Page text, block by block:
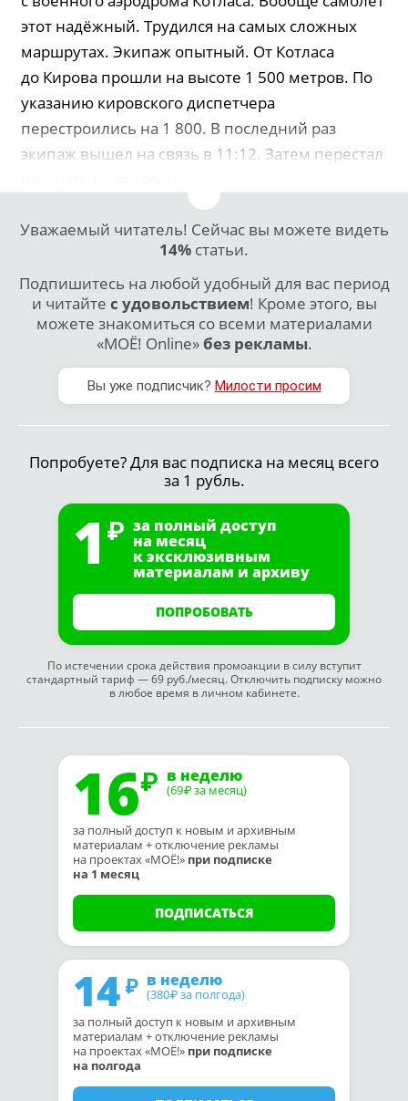
этот надёжный. Трудился на самых сложных
маршрутах. Экипаж опытный. От Котласа
до Кирова прошли на высоте 1 500 метров. По
указанию кировского диспетчера
перестроились на 1 800. В последний раз
экипаж вышел на связь в 11:12. Затем перестал
Уважаемый читатель! Сейчас вы можете видеть
14% статьи.
Подпишитесь на любой удобный для вас период
и читайте с удовольствием! Кроме этого, вы
можете знакомиться со всеми материалами
«МОЁ! Online»без рекламы.
Вы уже подписчик? Милости просим
Попробуете? Для вас подписка на месяц всего
за 1 рубль.
1 за полный доступ
на месяц
к эксклюзивным
материалам и архиву
ПОПРОБОВАТЬ
По истечении срока действия промоакции в силу вступит
стандартный тариф — 69 руб./месяц. Отключить подписку можно
в любое время в личном кабинете.
16 в неделю
(69₽ за месяц)
за полный доступ к новым и архивным
материалам + отключение рекламы
на проектах «МОЁ!» при подписке
на 1 месяц
ПОДПИСАТЬСЯ
14 в неделю
(380₽ за полгода)
за полный доступ к новым и архивным
материалам + отключение рекламы
на проектах «МОЁ!» при подписке
на полгода